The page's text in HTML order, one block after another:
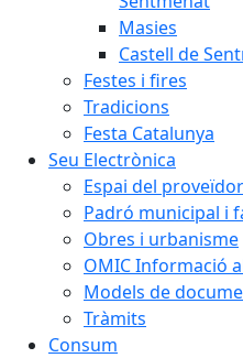
Masies
Castell de
Festes i fires
Tradicions
Festa Catalunya
Seu Electrònica
Espai del proveïdor
Padró municipal i
Obres i urbanisme
OMIC Informació
Models de
Tràmits
Consum